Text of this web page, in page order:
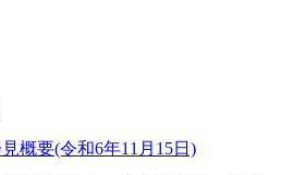
概要(令和6年11月15日)